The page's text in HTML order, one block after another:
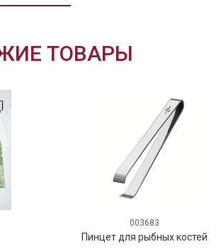
ТОВАРЫ
рыбных костей